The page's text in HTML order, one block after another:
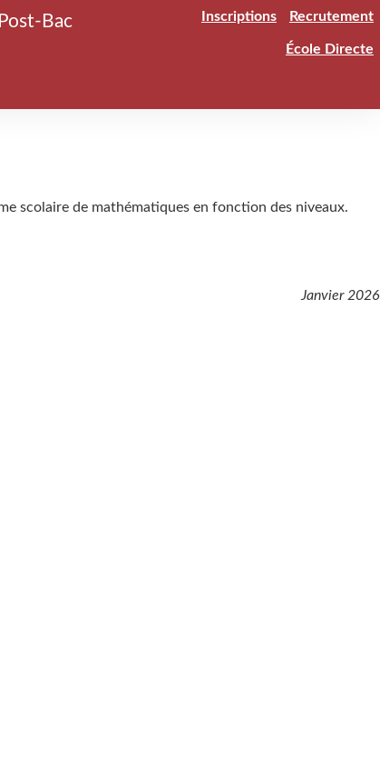
Post-Bac Inscriptions Recrutement
École Directe
scolaire de mathématiques en fonction des niveaux.
Janvier 2026